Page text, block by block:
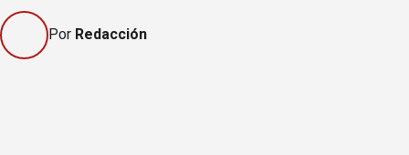
Por Redacción